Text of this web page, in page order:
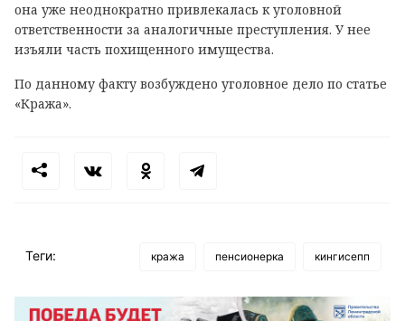
она уже неоднократно привлекалась к уголовной
ответственности за аналогичные преступления. У нее
изъяли часть похищенного имущества.
По данному факту возбуждено уголовное дело по статье
«Кража».
Теги: кража пенсионерка кингисепп